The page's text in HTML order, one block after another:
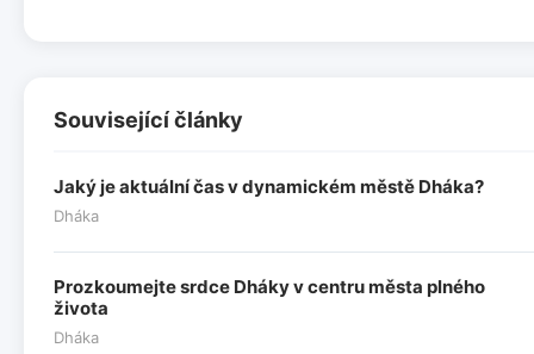
Související články
Jaký je aktuální čas v dynamickém městě Dháka?
Dháka
Prozkoumejte srdce Dháky v centru města plného
života
Dháka